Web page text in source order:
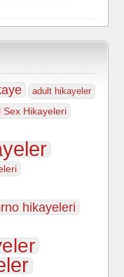
adult hikayeler
Sex Hikayeleri
hikayeleri